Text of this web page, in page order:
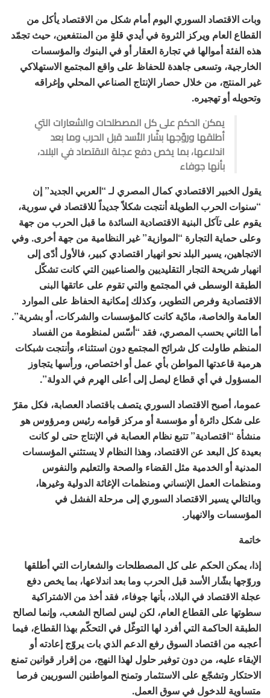
وبات الاقتصاد السوري اليوم أمام شكل من الاقتصاد يأكل من
القطاع العام ويركز الثروة في أيدي قلةٍ من المنتفعين، حيث تجمّد
هذه الفئة أموالها في تجارة العقار أو في البنوك والمؤسسات
الخارجية، وتسعى جاهدة للحفاظ على واقع المجتمع الاستهلاكي
غير المنتج، من خلال حصار الإنتاج الصناعي المحلي وإغراقه
وتحويله أو تهجيره.
يمكن الحكم على كل المصطلحات والشعارات التي
أطلقها وروّجها بشّار الأسد قبل الحرب وما بعد
اندلاعها، بما يخص دفع عجلة الاقتصاد في البلاد،
بأنها جوفاء
يقول الخبير الاقتصادي كمال المصري لـ “العربي الجديد” إن
“سنوات الحرب الطويلة أنتجت شكلاً جديداً للاقتصاد في سورية،
يقوم على تآكل البنية الاقتصادية السائدة ما قبل الحرب من جهة
وعلى حماية التجارة “الموازية” غير النظامية من جهة أخرى. وفي
الاتجاهين، يسير البلد نحو انهيار اقتصادي كبير، فالأول أدّى إلى
انهيار شريحة التجار التقليديين والصناعيين التي كانت تشكّل
الطبقة الوسطى في المجتمع والتي تقوم على عاتقها البنى
الاقتصادية وفرص التطوير، وكذلك إمكانية الحفاظ على الموارد
العامة والخاصة، مادّية كانت كالمؤسسات والشركات، أو بشرية”.
أما الثاني بحسب المصري، فقد “أسّس لمنظومة من الفساد
المنظم طاولت كل شرائح المجتمع دون استثناء، وأنتجت شبكات
هرمية قاعدتها المواطن بأي عمل أو اختصاص، ورأسها يتجاوز
المسؤول في أي قطاع ليصل إلى أعلى الهرم في الدولة”.
عموما، أصبح الاقتصاد السوري يتصف باقتصاد العصابة، فكل مقرّ
على شكل دائرة أو مؤسسة أو مركز قوامه رئيس ومرؤوس هو
منشأة “اقتصادية” تتبع نظام العصابة في الإنتاج حتى لو كانت
بعيدة كل البعد عن الاقتصاد، وهذا النظام لا يستثني المؤسسات
المدنية أو الخدمية مثل القضاء والصحة والتعليم والنفوس
ومنظمات العمل الإنساني ومنظمات الإغاثة الدولية وغيرها،
وبالتالي يسير الاقتصاد السوري إلى مرحلة الفشل في
المؤسسات والانهيار.
خاتمة
إذا، يمكن الحكم على كل المصطلحات والشعارات التي أطلقها
وروّجها بشّار الأسد قبل الحرب وما بعد اندلاعها، بما يخص دفع
عجلة الاقتصاد في البلاد، بأنها جوفاء، فقد أخذ من الاشتراكية
سطوتها على القطاع العام، لكن ليس لصالح الشعب، وإنما لصالح
الطبقة الحاكمة التي أفرد لها التوغّل في التحكّم بهذا القطاع، فيما
أعجبه من اقتصاد السوق رفع الدعم الذي بات يروّج إعادته أو
الإبقاء عليه، من دون توفير حلول لهذا النهج، من إقرار قوانين تمنع
الاحتكار وتشجّع على الاستثمار وتمنح المواطنين السوريين فرصا
متساوية للدخول في سوق العمل.